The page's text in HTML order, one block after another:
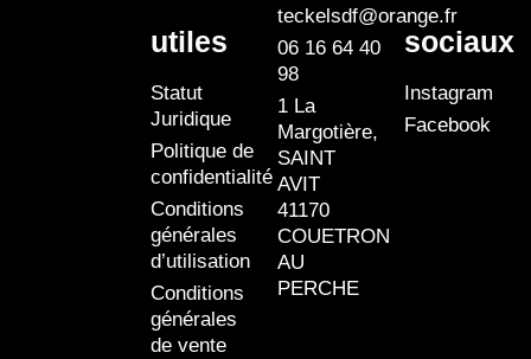
utiles
Statut
Juridique
Politique de
confidentialité
Conditions
générales
d’utilisation
Conditions
générales
de vente
teckelsdf@orange.fr
06 16 64 40
98
1 La
Margotière,
SAINT
AVIT
41170
COUETRON
AU
PERCHE
sociaux
Instagram
Facebook